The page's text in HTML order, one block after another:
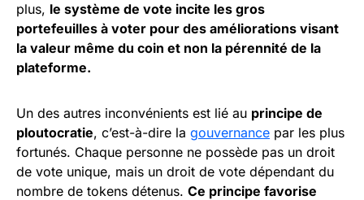
plus, le système de vote incite les gros
portefeuilles à voter pour des améliorations visant
la valeur même du coin et non la pérennité de la
plateforme.
Un des autres inconvénients est lié au principe de
ploutocratie, c’est-à-dire la gouvernance par les plus
fortunés. Chaque personne ne possède pas un droit
de vote unique, mais un droit de vote dépendant du
nombre de tokens détenus. Ce principe favorise